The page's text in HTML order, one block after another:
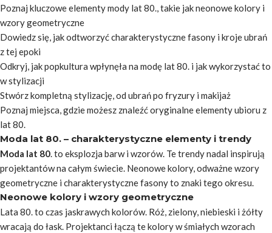
Poznaj kluczowe elementy mody lat 80., takie jak neonowe kolory i
wzory geometryczne
Dowiedz się, jak odtworzyć charakterystyczne fasony i kroje ubrań
z tej epoki
Odkryj, jak popkultura wpłynęła na modę lat 80. i jak wykorzystać to
w stylizacji
Stwórz kompletną stylizację, od ubrań po fryzury i makijaż
Poznaj miejsca, gdzie możesz znaleźć oryginalne elementy ubioru z
lat 80.
Moda lat 80. – charakterystyczne elementy i trendy
Moda lat 80. to eksplozja barw i wzorów. Te trendy nadal inspirują
projektantów na całym świecie. Neonowe kolory, odważne wzory
geometryczne i charakterystyczne fasony to znaki tego okresu.
Neonowe kolory i wzory geometryczne
Lata 80. to czas jaskrawych kolorów. Róż, zielony, niebieski i żółty
wracają do łask. Projektanci łączą te kolory w śmiałych wzorach